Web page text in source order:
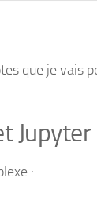
que je vais
Jupyter
: